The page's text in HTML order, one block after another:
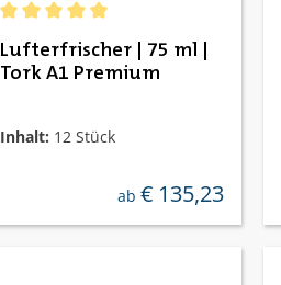
Lufterfrischer | 75 ml |
Tork A1 Premium
Inhalt: 12 Stück
regulärer preis:
ab € 135,23